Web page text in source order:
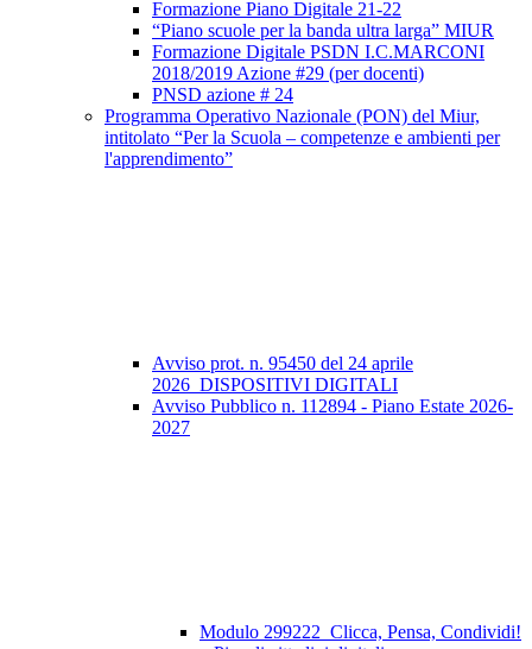
Formazione Piano Digitale 21-22
“Piano scuole per la banda ultra larga” MIUR
Formazione Digitale PSDN I.C.MARCONI
2018/2019 Azione #29 (per docenti)
PNSD azione # 24
Programma Operativo Nazionale (PON) del Miur,
intitolato “Per la Scuola – competenze e ambienti per
l'apprendimento”
Avviso prot. n. 95450 del 24 aprile
2026_DISPOSITIVI DIGITALI
Avviso Pubblico n. 112894 - Piano Estate 2026-
2027
Modulo 299222_Clicca, Pensa, Condividi!